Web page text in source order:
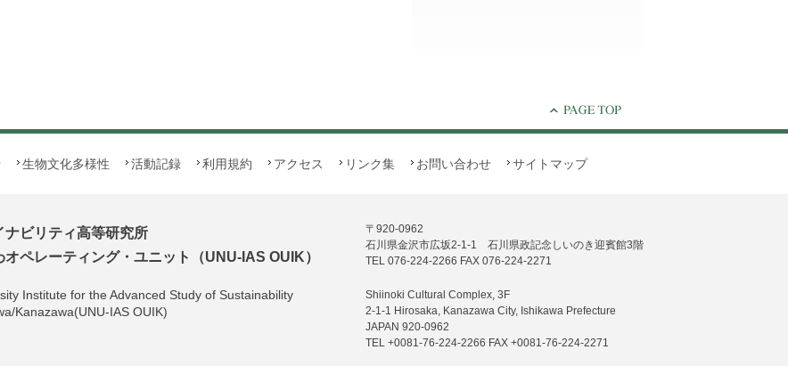
生物文化多様性 活動記録 利用規約 アクセス リンク集 お問い合わせ サイトマップ
ビリティ高等研究所
ペレーティング・ユニット（UNU-IAS OUIK）
Institute for the Advanced Study of Sustainability
Kanazawa(UNU-IAS OUIK)
〒920-0962
石川県金沢市広坂2-1-1 石川県政記念しいのき迎賓館3階
TEL 076-224-2266 FAX 076-224-2271
Shiinoki Cultural Complex, 3F
2-1-1 Hirosaka, Kanazawa City, Ishikawa Prefecture
JAPAN 920-0962
TEL +0081-76-224-2266 FAX +0081-76-224-2271